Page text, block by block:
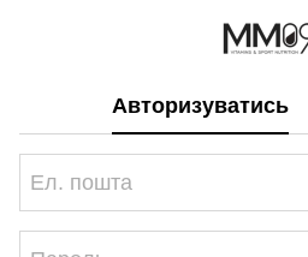
Авторизуватись